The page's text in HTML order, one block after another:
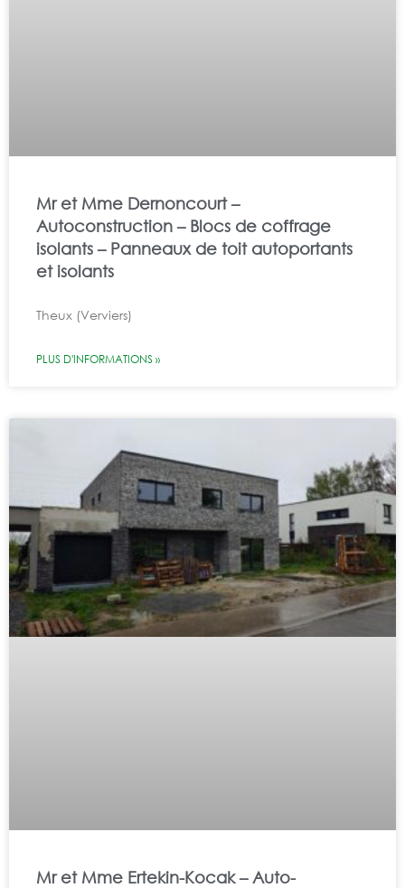
Mr et Mme Dernoncourt –
Autoconstruction – Blocs de coffrage
isolants – Panneaux de toit autoportants
et isolants
Theux (Verviers)
PLUS D'INFORMATIONS »
Mr et Mme Ertekin-Kocak – Auto-